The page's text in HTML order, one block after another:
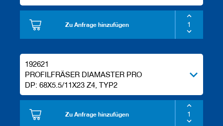
Zu Anfrage hinzufügen
192621
PROFILFRÄSER DIAMASTER PRO
DP: 68X5.5/11X23 Z4, TYP2
Zu Anfrage hinzufügen